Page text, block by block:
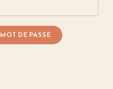
DE PASSE